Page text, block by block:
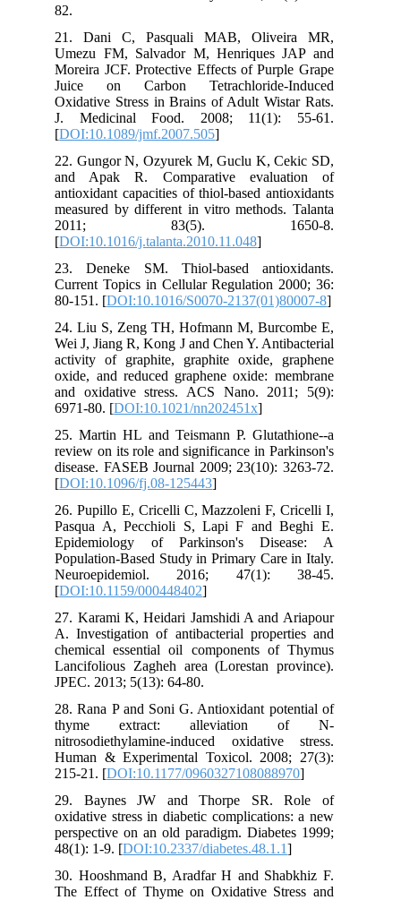
21. Dani C, Pasquali MAB, Oliveira MR,
Umezu FM, Salvador M, Henriques JAP and
Moreira JCF. Protective Effects of Purple Grape
Juice on Carbon Tetrachloride-Induced
Oxidative Stress in Brains of Adult Wistar Rats.
J. Medicinal Food. 2008; 11(1): 55-61.
[DOI:10.1089/jmf.2007.505
22. Gungor N, Ozyurek M, Guclu K, Cekic SD,
and Apak R. Comparative evaluation of
antioxidant capacities of thiol-based antioxidants
measured by different in vitro methods. Talanta
2011; 83(5). 1650-8.
[DOI:10.1016/j.talanta.2010.11.048
23. Deneke SM. Thiol-based antioxidants.
Current Topics in Cellular Regulation 2000; 36:
80-151. [DOI:10.1016/S0070-2137(01)80007-8
24. Liu S, Zeng TH, Hofmann M, Burcombe E,
Wei J, Jiang R, Kong J and Chen Y. Antibacterial
activity of graphite, graphite oxide, graphene
oxide, and reduced graphene oxide: membrane
and oxidative stress. ACS Nano. 2011; 5(9):
6971-80. [DOI:10.1021/nn202451x
25. Martin HL and Teismann P. Glutathione--a
review on its role and significance in Parkinson's
disease. FASEB Journal 2009; 23(10): 3263-72.
[DOI:10.1096/fj.08-125443
26. Pupillo E, Cricelli C, Mazzoleni F, Cricelli I,
Pasqua A, Pecchioli S, Lapi F and Beghi E.
Epidemiology of Parkinson's Disease: A
Population-Based Study in Primary Care in Italy.
Neuroepidemiol. 2016; 47(1): 38-45.
[DOI:10.1159/000448402
27. Karami K, Heidari Jamshidi A and Ariapour
A. Investigation of antibacterial properties and
chemical essential oil components of Thymus
Lancifolious Zagheh area (Lorestan province).
JPEC. 2013; 5(13): 64-80.
28. Rana P and Soni G. Antioxidant potential of
thyme extract: alleviation of N-
nitrosodiethylamine-induced oxidative stress.
Human & Experimental Toxicol. 2008; 27(3):
215-21. [DOI:10.1177/0960327108088970
29. Baynes JW and Thorpe SR. Role of
oxidative stress in diabetic complications: a new
perspective on an old paradigm. Diabetes 1999;
48(1): 1-9. [DOI:10.2337/diabetes.48.1.1
30. Hooshmand B, Aradfar H and Shabkhiz F.
The Effect of Thyme on Oxidative Stress and